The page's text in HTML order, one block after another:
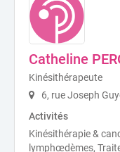
Catheline
Kinésithérapeute
6, rue Joseph
Activités
Kinésithérapie &
lymphœdèmes,